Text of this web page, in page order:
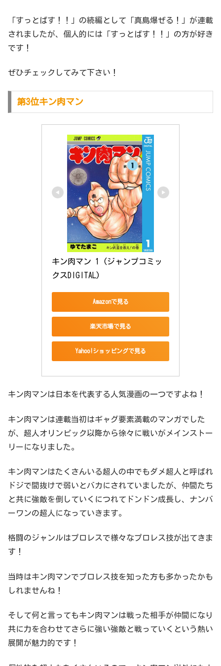
「すっとばす！！」の続編として「真島爆ぜる！」が連載
されましたが、個人的には「すっとばす！！」の方が好き
です！
ぜひチェックしてみて下さい！
第3位キン肉マン
キン肉マン 1 (ジャンプコミッ
クスDIGITAL)
Amazonで見る
楽天市場で見る
Yahoo!ショッピングで見る
キン肉マンは日本を代表する人気漫画の一つですよね！
キン肉マンは連載当初はギャグ要素満載のマンガでした
が、超人オリンピック以降から徐々に戦いがメインストー
リーになりました。
キン肉マンはたくさんいる超人の中でもダメ超人と呼ばれ
ドジで間抜けで弱いとバカにされていましたが、仲間たち
と共に強敵を倒していくにつれてドンドン成長し、ナンバ
ーワンの超人になっていきます。
格闘のジャンルはプロレスで様々なプロレス技が出てきま
す！
当時はキン肉マンでプロレス技を知った方も多かったかも
しれませんね！
そして何と言ってもキン肉マンは戦った相手が仲間になり
共に力を合わせてさらに強い強敵と戦っていくという熱い
展開が魅力的です！